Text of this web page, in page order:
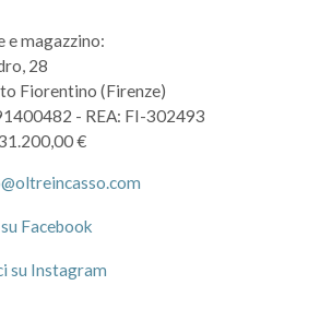
e magazzino:
28
Fiorentino (Firenze)
- REA: FI-302493
€
Facebook
su Instagram